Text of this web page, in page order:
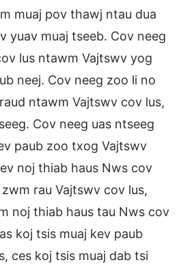
muaj pov thawj ntau dua
yuav muaj tseeb. Cov neeg
lus ntawm Vajtswv yog
neej. Cov neeg zoo li no
ntawm Vajtswv cov lus,
Cov neeg uas ntseeg
paub zoo txog Vajtswv
noj thiab haus Nws cov
rau Vajtswv cov lus,
noj thiab haus tau Nws cov
koj tsis muaj kev paub
ces koj tsis muaj dab tsi